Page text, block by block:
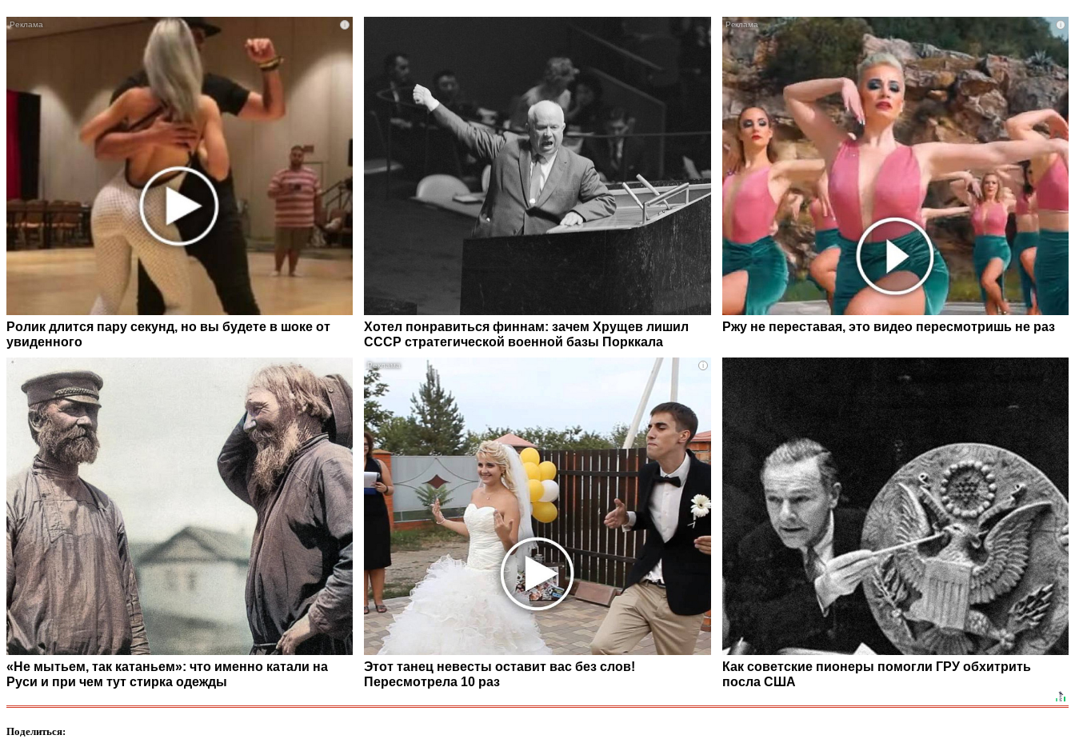
i
Ролик длится пару секунд, но вы будете в шоке от
увиденного
Хотел понравиться финнам: зачем Хрущев лишил
СССР стратегической военной базы Порккала
i
Ржу не переставая, это видео пересмотришь не раз
«Не мытьем, так катаньем»: что именно катали на
Руси и при чем тут стирка одежды
i
Этот танец невесты оставит вас без слов!
Пересмотрела 10 раз
Как советские пионеры помогли ГРУ обхитрить
посла США
Поделиться: